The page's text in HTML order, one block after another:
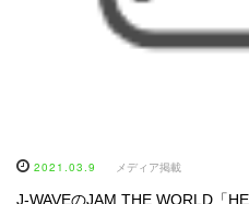
2021.03.9 メディア掲載
J-WAVEのJAM THE WORLD「